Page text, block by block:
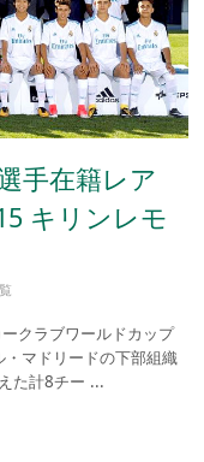
手在籍レア
キリンレモ
クラブワールドカップ
マドリードの下部組織
た計8チー ...